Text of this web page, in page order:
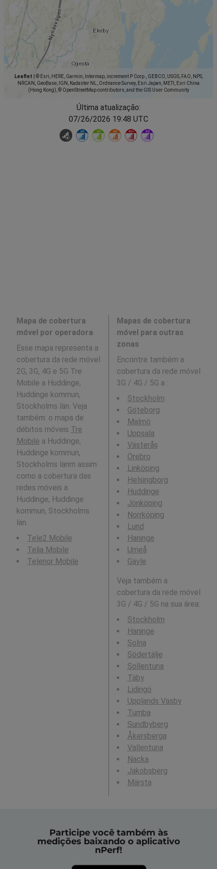
Leaflet
© Esri, HERE, Garmin, Intermap, increment P Corp., GEBCO, USGS, FAO, NPS,
NRCAN, GeoBase, IGN, Kadaster NL, Ordnance Survey, Esri Japan, METI, Esri China
(Hong Kong), © OpenStreetMap contributors, and the GIS User Community
Última atualização:
07/26/2026 19:48 UTC
Mapa de cobertura
móvel por operadora
Esse mapa representa a
cobertura da rede móvel
2G, 3G, 4G e 5G Tre
Mobile a Huddinge,
Huddinge kommun,
Stockholms län. Veja
também: o mapa de
débitos móveis Tre
Mobile a Huddinge,
Huddinge kommun,
Stockholms länm assim
como a cobertura das
redes móveis a
Huddinge, Huddinge
kommun, Stockholms
län.
Tele2 Mobile
Telia Mobile
Telenor Mobile
Mapas de cobertura
móvel para outras
zonas
Encontre também a
cobertura da rede móvel
3G / 4G / 5G a :
Stockholm
Göteborg
Malmö
Uppsala
Västerås
Örebro
Linköping
Helsingborg
Huddinge
Jönköping
Norrköping
Lund
Haninge
Umeå
Gävle
Veja também a
cobertura da rede móvel
3G / 4G / 5G na sua área:
Stockholm
Haninge
Solna
Södertälje
Sollentuna
Täby
Lidingö
Upplands Väsby
Tumba
Sundbyberg
Åkersberga
Vallentuna
Nacka
Jakobsberg
Märsta
Participe você também às
medições baixando o aplicativo
nPerf!